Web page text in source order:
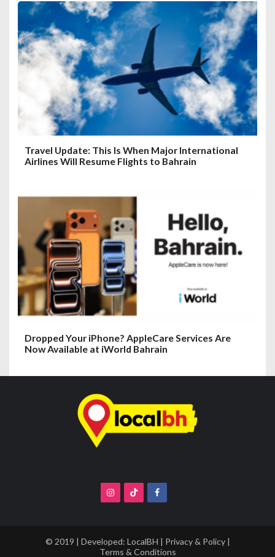
Travel Update: This Is When Major International
Airlines Will Resume Flights to Bahrain
Dropped Your iPhone? AppleCare Services Are
Now Available at iWorld Bahrain
© 2019 | Developed: LocalBH | Privacy & Policy|
Terms & Conditions